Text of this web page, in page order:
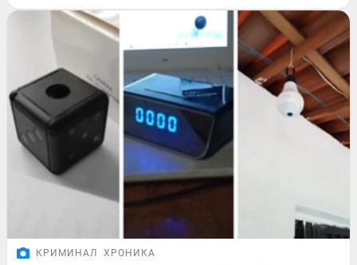
КРИМИНАЛ ХРОНИКА